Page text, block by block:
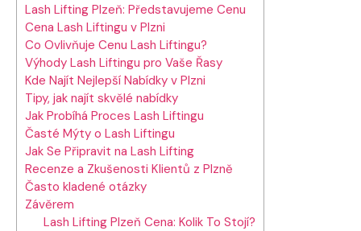
Lash Lifting Plzeň: Představujeme Cenu
Cena Lash Liftingu v Plzni
Co Ovlivňuje Cenu Lash Liftingu?
Výhody Lash Liftingu pro Vaše Řasy
Kde Najít Nejlepší Nabídky v Plzni
Tipy, jak najít skvělé nabídky
Jak Probíhá Proces Lash Liftingu
Časté Mýty o Lash Liftingu
Jak Se Připravit na Lash Lifting
Recenze a Zkušenosti Klientů z Plzně
Často kladené otázky
Závěrem
Lash Lifting Plzeň Cena: Kolik To Stojí?